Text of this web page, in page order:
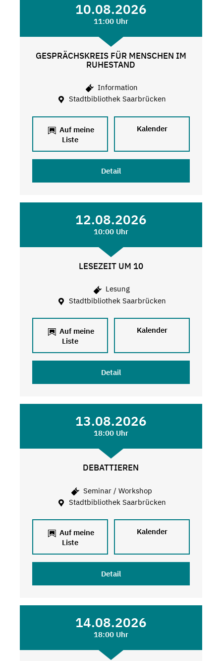
10.08.2026
11:00 Uhr
GESPRÄCHSKREIS FÜR MENSCHEN IM
RUHESTAND
Information
Stadtbibliothek Saarbrücken
Auf meine
Liste
Kalender
Detail
12.08.2026
10:00 Uhr
LESEZEIT UM 10
Lesung
Stadtbibliothek Saarbrücken
Auf meine
Liste
Kalender
Detail
13.08.2026
18:00 Uhr
DEBATTIEREN
Seminar / Workshop
Stadtbibliothek Saarbrücken
Auf meine
Liste
Kalender
Detail
14.08.2026
18:00 Uhr